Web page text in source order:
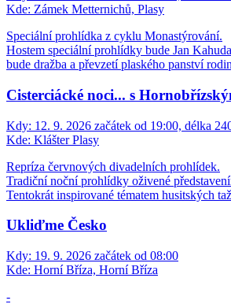
Kde: Zámek Metternichů, Plasy
Speciální prohlídka z cyklu Monastýrování.
Hostem speciální prohlídky bude Jan
bude dražba a převzetí plaského panství
Cisterciácké noci... s
Kdy: 12. 9. 2026 začátek od 19:00, délka
Kde: Klášter Plasy
Repríza červnových divadelních prohlídek.
Tradiční noční prohlídky oživené
Tentokrát inspirované tématem husitských
Ukliďme Česko
Kdy: 19. 9. 2026 začátek od 08:00
Kde: Horní Bříza, Horní Bříza
-